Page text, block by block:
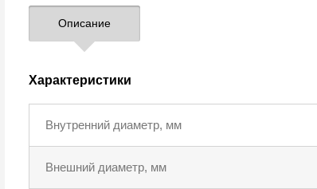
Описание
Характеристики
Внутренний диаметр, мм
Внешний диаметр, мм